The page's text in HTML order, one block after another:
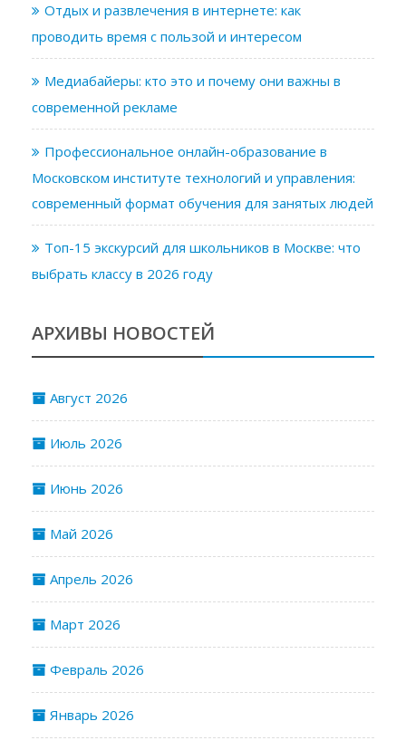
Отдых и развлечения в интернете: как
проводить время с пользой и интересом
Медиабайеры: кто это и почему они важны в
современной рекламе
Профессиональное онлайн-образование в
Московском институте технологий и управления:
современный формат обучения для занятых людей
Топ-15 экскурсий для школьников в Москве: что
выбрать классу в 2026 году
АРХИВЫ НОВОСТЕЙ
Август 2026
Июль 2026
Июнь 2026
Май 2026
Апрель 2026
Март 2026
Февраль 2026
Январь 2026